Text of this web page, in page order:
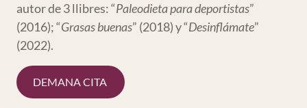
autor de 3 llibres: “Paleodieta para deportistas”
(2016); “Grasas buenas” (2018) y “Desinflámate”
(2022).
DEMANA CITA